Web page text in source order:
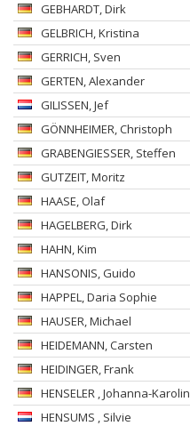
GEBHARDT, Dirk
GELBRICH, Kristina
GERRICH, Sven
GERTEN, Alexander
GILISSEN, Jef
GÖNNHEIMER, Christoph
GRABENGIESSER , Steffen
GUTZEIT, Moritz
HAASE, Olaf
HAGELBERG, Dirk
HAHN, Kim
HANSONIS, Guido
HAPPEL, Daria Sophie
HAUSER, Michael
HEIDEMANN, Carsten
HEIDINGER, Frank
HENSELER , Johanna-Karolin
HENSUMS , Silvie